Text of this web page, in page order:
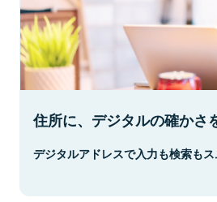
住所に、デジタルの確かさ
デジタルアドレスで入力も検索もス